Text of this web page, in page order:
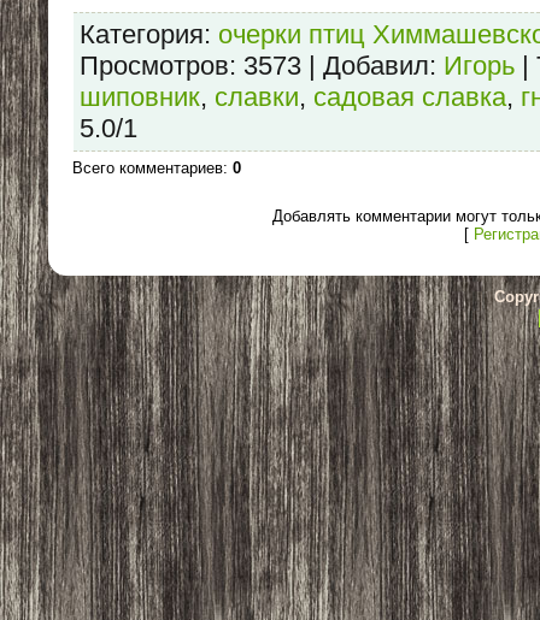
Категория: очерки птиц
Просмотров: 3573 | Добавил: Игорь
шиповник, славки, садовая славка,
5.0/1
Всего комментариев: 0
Добавлять комментарии могут
[